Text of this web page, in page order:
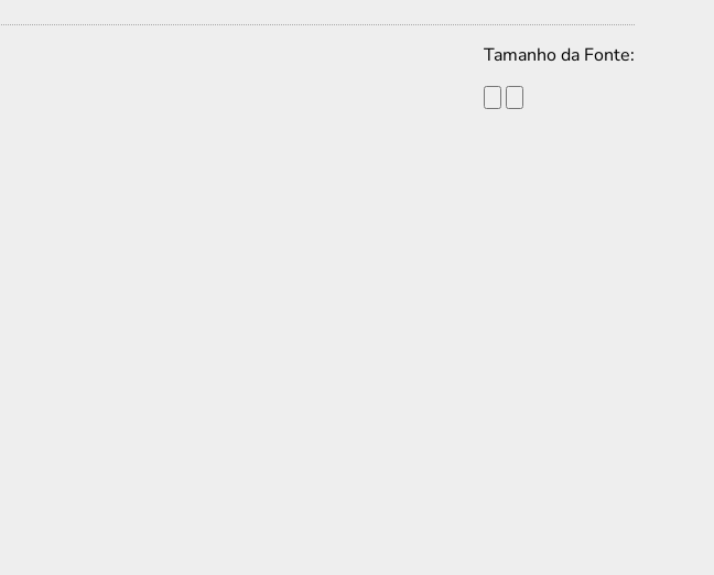
Tamanho da Fonte: